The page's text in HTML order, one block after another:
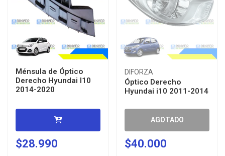
Ménsula de Óptico
Derecho Hyundai I10
2014-2020
$28.990
DIFORZA
Óptico Derecho
Hyundai i10 2011-2014
AGOTADO
$40.000